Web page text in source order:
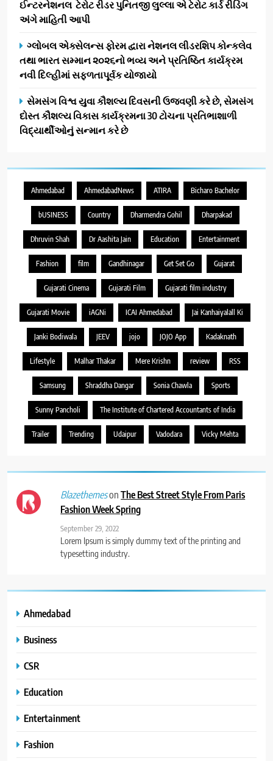
ઈન્ટરનેશનલ ટેરોટ રીડર પુનિતજી લુલ્લા એ ટેરોટ કાર્ડ રીડિંગ
અંગે માહિતી આપી
ગ્લોબલ એક્સેલન્સ ફોરમ દ્વારા નેશનલ લીડરશિપ કોન્કલેવ
તથા ભારત સમ્માન ૨૦૨૬નો ભવ્ય અને પ્રતિષ્ઠિત કાર્યક્રમ
નવી દિલ્હીમાં સફળતાપૂર્વક યોજાયો
સેમસંગ વિશ્વ યુવા કૌશલ્ય દિવસની ઉજવણી કરે છે, સેમસંગ
દોસ્ત કૌશલ્ય વિકાસ કાર્યક્રમના 30 ટોચના પ્રતિભાશાળી
વિદ્યાર્થીઓનું સન્માન કરે છે
Ahmedabad AhmedabadNews ATIRA Bicharo Bachelor
bUSINESS Country Dharmendra Gohil Dharpakad
Dhruvin Shah Dr Aashita Jain Education Entertainment
Fashion film Gandhinagar Get Set Go Gujarat
Gujarati Cinema Gujarati Film Gujarati film industry
Gujarati Movie iAGNi ICAI Ahmedabad Jai Kanhaiyalall Ki
Janki Bodiwala JEEV jojo JOJO App Kadaknath
Lifestyle Malhar Thakar Mere Krishn review RSS
Samsung Shraddha Dangar Sonia Chawla Sports
Sunny Pancholi The Institute of Chartered Accountants of India
Trailer Trending Udaipur Vadodara Vicky Mehta
BlazethemesonThe Best Street Style From Paris
Fashion Week Spring
September 29, 2022
Lorem Ipsum is simply dummy text of the printing and
typesetting industry.
Ahmedabad
Business
CSR
Education
Entertainment
Fashion